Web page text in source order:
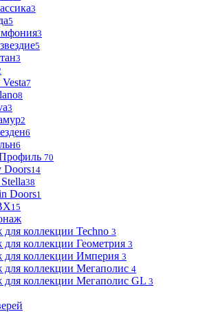
3
5
3
5
3
7
8
3
2
6
6
70
Doors14
38
Doors1
15
коллекции Techno 3
коллекции Геометрия 3
для коллекции Империя 3
коллекции Мегаполис 4
коллекции Мегаполис GL 3